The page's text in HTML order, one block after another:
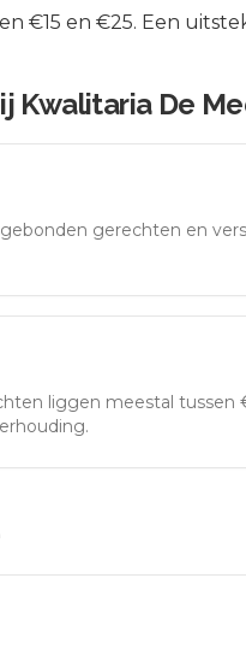
€15 en €25. Een
Kwalitaria De
gerechten en
liggen meestal tussen